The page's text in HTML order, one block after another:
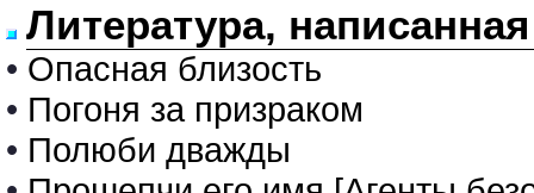
Литература,
• Опасная близость
• Погоня за призраком
• Полюби дважды